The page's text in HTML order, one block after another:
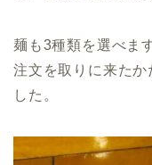
麺も3種類を選べま
注文を取りに来た
した。